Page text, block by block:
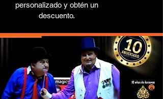
personalizado y obtén un
descuento.